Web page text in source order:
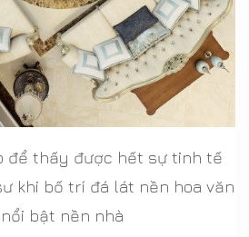
để thấy được hết sự tinh tế
khi bố trí đá lát nền hoa văn
bật nền nhà